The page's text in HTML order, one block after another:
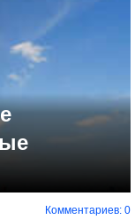
Комментариев: 0